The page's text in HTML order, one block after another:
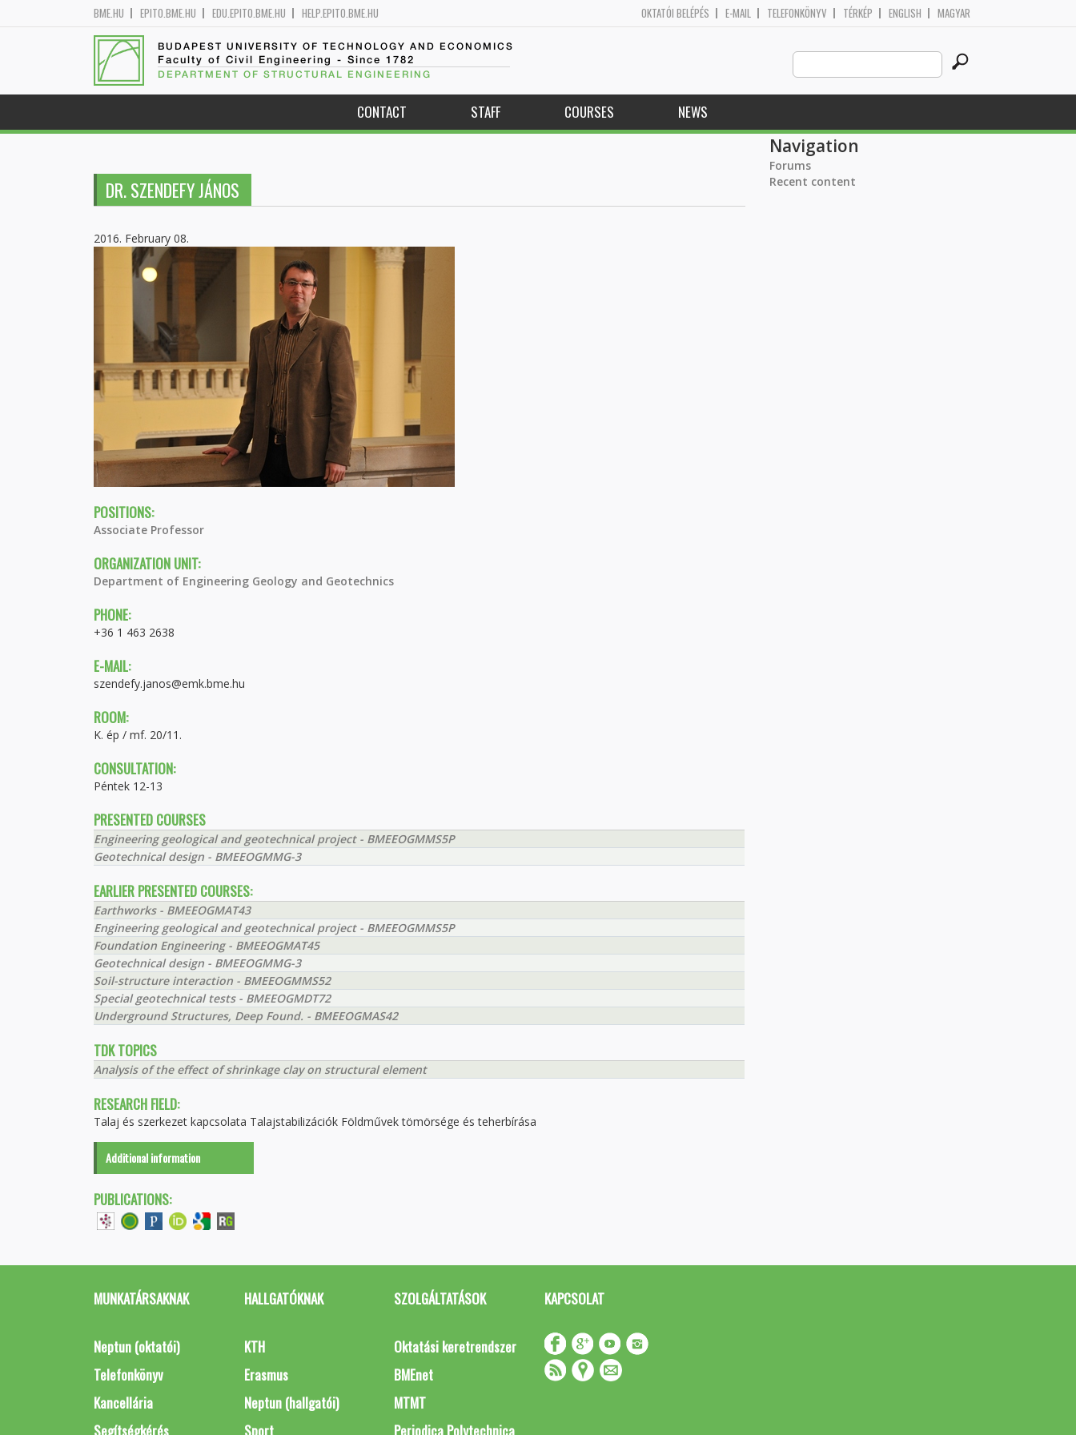
BME.HU EPITO.BME.HU EDU.EPITO.BME.HU HELP.EPITO.BME.HU OKTATÓI BELÉPÉS E-MAIL TELEFONKÖNYV TÉRKÉP ENGLISH MAGYAR
BUDAPEST UNIVERSITY OF TECHNOLOGY AND ECONOMICS
Faculty of Civil Engineering - Since 1782
DEPARTMENT OF STRUCTURAL ENGINEERING
Search
this
site
CONTACT STAFF COURSES NEWS
DR. SZENDEFY JÁNOS
2016. February 08.
POSITIONS:
Associate Professor
ORGANIZATION UNIT:
Department of Engineering Geology and Geotechnics
PHONE:
+36 1 463 2638
E-MAIL:
szendefy.janos@emk.bme.hu
ROOM:
K. ép / mf. 20/11.
CONSULTATION:
Péntek 12-13
PRESENTED COURSES
Engineering geological and geotechnical project - BMEEOGMMS5P
Geotechnical design - BMEEOGMMG-3
EARLIER PRESENTED COURSES:
Earthworks - BMEEOGMAT43
Engineering geological and geotechnical project - BMEEOGMMS5P
Foundation Engineering - BMEEOGMAT45
Geotechnical design - BMEEOGMMG-3
Soil-structure interaction - BMEEOGMMS52
Special geotechnical tests - BMEEOGMDT72
Underground Structures, Deep Found. - BMEEOGMAS42
TDK TOPICS
Analysis of the effect of shrinkage clay on structural element
RESEARCH FIELD:
Talaj és szerkezet kapcsolata Talajstabilizációk Földművek tömörsége és teherbírása
Additional information
PUBLICATIONS:
Navigation
Forums
Recent content
MUNKATÁRSAKNAK
Neptun (oktatói)
Telefonkönyv
Kancellária
Segítségkérés
HALLGATÓKNAK
KTH
Erasmus
Neptun (hallgatói)
Sport
SZOLGÁLTATÁSOK
Oktatási keretrendszer
BMEnet
MTMT
Periodica Polytechnica
KAPCSOLAT